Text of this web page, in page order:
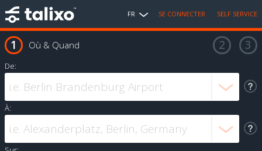
FR SE CONNECTER SELF SERVICE
Où & Quand
De:
À: